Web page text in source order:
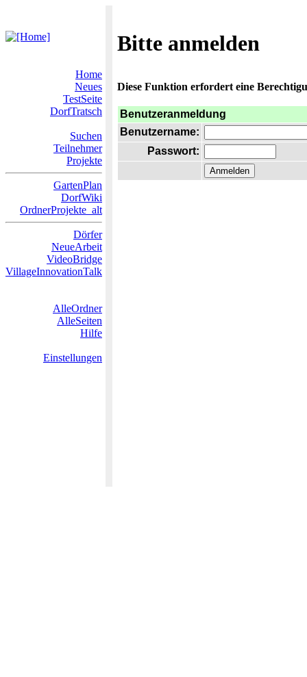
Bitte anmelden
Home
Neues
TestSeite
DorfTratsch
Suchen
Teilnehmer
Projekte
GartenPlan
DorfWiki
OrdnerProjekte_alt
Dörfer
NeueArbeit
VideoBridge
VillageInnovationTalk
AlleOrdner
AlleSeiten
Hilfe
Einstellungen
Diese Funktion erfordert eine
Benutzeranmeldung
Benutzername:
Passwort: